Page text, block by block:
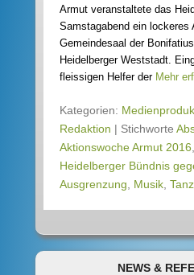
Armut veranstaltete das
Samstagabend ein lockeres
Gemeindesaal der
Heidelberger Weststadt.
fleissigen Helfer der Mehr
Kategorien:
Redaktion | Stichworte
Aktionswoche Armut 2016
Heidelberger Bündnis
Ausgrenzung
Musik Tanz
NEWS &